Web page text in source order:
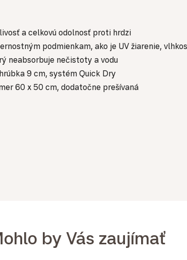
a celkovú odolnosť proti hrdzi
podmienkam, ako je UV žiarenie,
neabsorbuje nečistoty a vodu
9 cm, systém Quick Dry
60 x 50 cm, dodatočne prešívaná
by Vás zaujímať